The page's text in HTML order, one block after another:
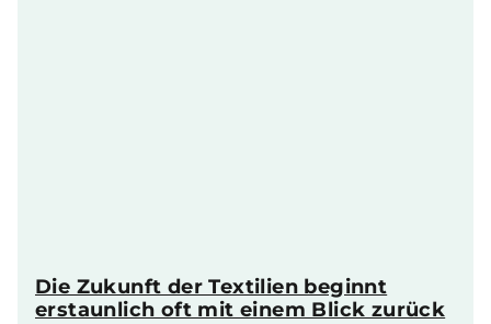
Die Zukunft der Textilien beginnt
erstaunlich oft mit einem Blick zurück